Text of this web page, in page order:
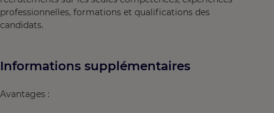
professionnelles, formations et qualifications des
candidats.
Informations supplémentaires
Avantages :